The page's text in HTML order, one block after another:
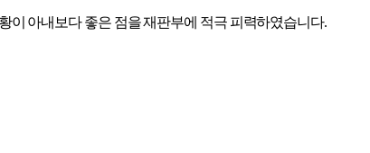
이 아내보다 좋은 점을 재판부에 적극 피력하였습니다.